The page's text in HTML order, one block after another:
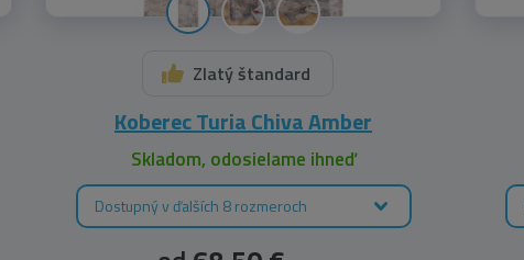
Zlatý štandard
Koberec Turia Chiva Amber
Skladom, odosielame ihneď
Dostupný v ďalších 8 rozmeroch